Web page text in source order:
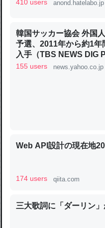
論文では「淡水はカルシ
は」とあって面白い。海
チンを強化してる筈だが
─ニュース :: 【研究発表】昆
これを元に考えるとカル
類だと殻を無くしてナメ
410 users anond.hatelabo.jp
韓国サッカー協会 外国
予選、2011年から約1
入手（TBS NEWS DIG
ュース
155 users news.yahoo.co.jp
Web API設計の現在地
174 users qiita.com
三大歌詞に「ダーリン